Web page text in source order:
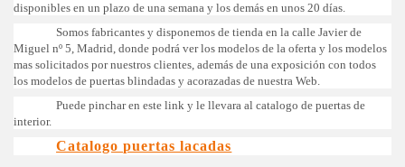
disponibles en un plazo de una semana y los demás en unos 20 días.
Somos fabricantes y disponemos de tienda en la calle Javier de
Miguel nº 5, Madrid, donde podrá ver los modelos de la oferta y los modelos
mas solicitados por nuestros clientes, además de una exposición con todos
los modelos de puertas blindadas y acorazadas de nuestra Web.
Puede pinchar en este link y le llevara al catalogo de puertas de
interior.
Catalogo puertas lacadas